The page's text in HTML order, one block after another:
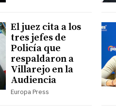
El juez cita a los
tres jefes de
Policía que
respaldaron a
Villarejo en la
Audiencia
Europa Press